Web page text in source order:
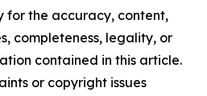
for the accuracy, content,
completeness, legality, or
contained in this article.
or copyright issues